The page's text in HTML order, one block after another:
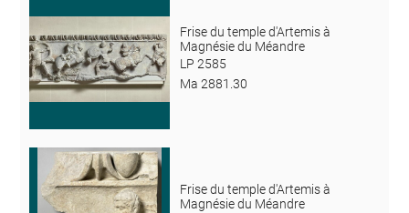
Frise du temple d'Artemis à
Magnésie du Méandre
LP 2585
Ma 2881.30
Frise du temple d'Artemis à
Magnésie du Méandre